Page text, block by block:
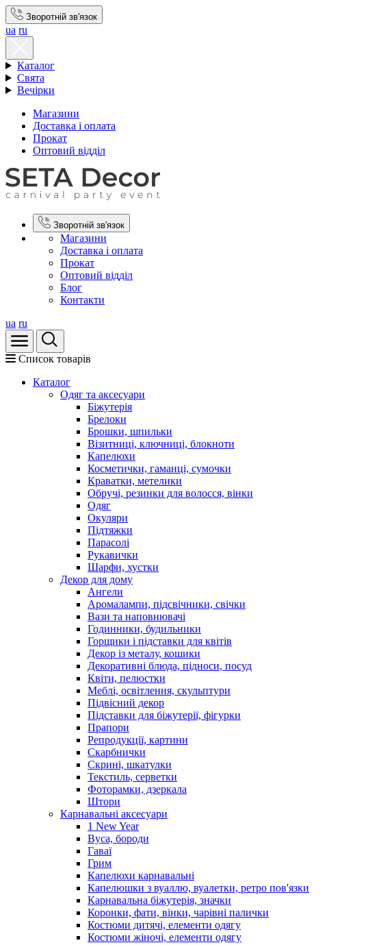
Зворотній зв'язок
ua ru
Каталог
Свята
Вечірки
Магазини
Доставка і оплата
Прокат
Оптовий відділ
Зворотній зв'язок
Магазини
Доставка і оплата
Прокат
Оптовий відділ
Блог
Контакти
ua ru
Список товарів
Каталог
Oдяг та аксесуари
Біжутерія
Брелоки
Брошки, шпильки
Візитниці, ключниці, блокноти
Капелюхи
Косметички, гаманці, сумочки
Краватки, метелики
Обручі, резинки для волосся, вінки
Одяг
Окуляри
Підтяжки
Парасолі
Рукавички
Шарфи, хустки
Декор для дому
Ангели
Аромалампи, підсвічники, свічки
Вази та наповнювачі
Годинники, будильники
Горщики і підставки для квітів
Декор із металу, кошики
Декоративні блюда, підноси, посуд
Квіти, пелюстки
Меблі, освітлення, скульптури
Підвісний декор
Підставки для біжутерії, фігурки
Прапори
Репродукції, картини
Скарбнички
Скрині, шкатулки
Текстиль, серветки
Фоторамки, дзеркала
Штори
Карнавальні аксесуари
1 New Year
Вуса, бороди
Гаваї
Грим
Капелюхи карнавальні
Капелюшки з вуаллю, вуалетки, ретро пов'язки
Карнавальна біжутерія, значки
Коронки, фати, вінки, чарівні палички
Костюми дитячі, елементи одягу
Костюми жіночі, елементи одягу